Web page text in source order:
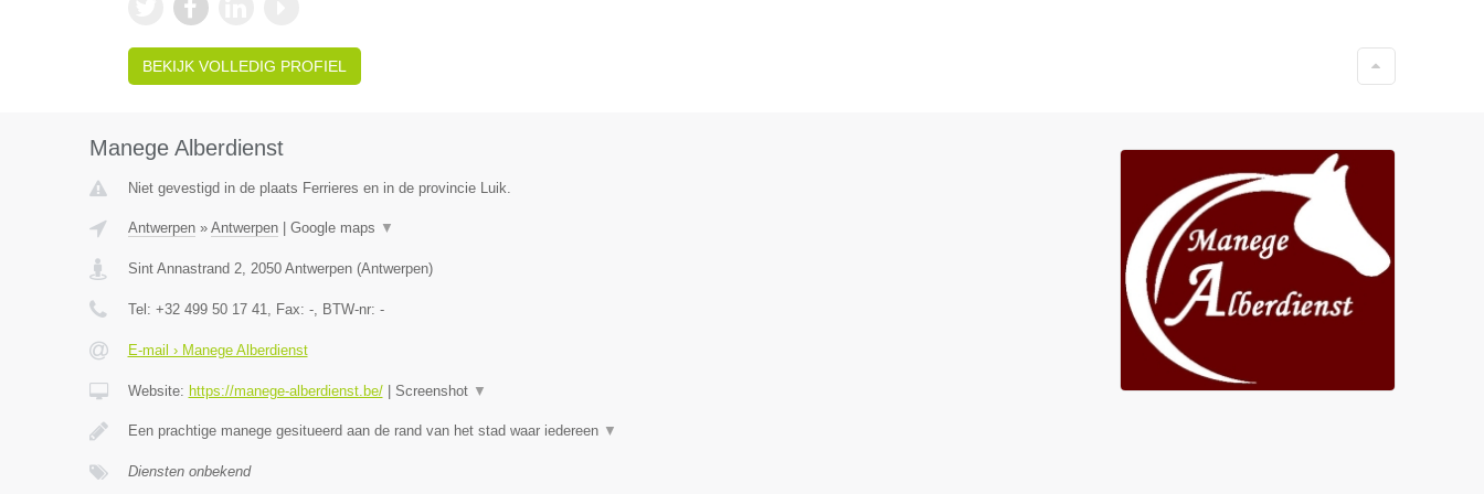
BEKIJK VOLLEDIG PROFIEL
Manege Alberdienst
Niet gevestigd in de plaats Ferrieres en in de provincie Luik.
Antwerpen» Antwerpen| Google maps ▼
Sint Annastrand 2, 2050 Antwerpen(Antwerpen)
Tel: +32 499 50 17 41, Fax: -, BTW-nr: -
E-mail › Manege Alberdienst
Website: https://manege-alberdienst.be/| Screenshot ▼
Een prachtige manege gesitueerd aan de rand van het stad waar iedereen ▼
Diensten onbekend